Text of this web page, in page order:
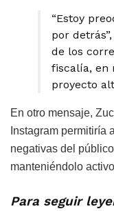
“Estoy
por
de los
fiscalía, en
proyecto
En otro mensaje,
Instagram permitiría
negativas del
manteniéndolo
Para seguir